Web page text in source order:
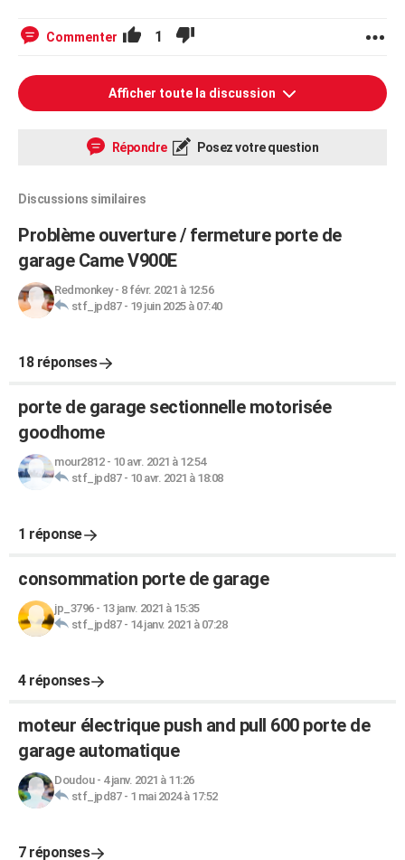
Commenter 1
Afficher toute la discussion
Répondre Posez votre question
Discussions similaires
Problème ouverture / fermeture porte de
garage Came V900E
Redmonkey- 8 févr. 2021 à 12:56
stf_jpd87- 19 juin 2025 à 07:40
18 réponses
porte de garage sectionnelle motorisée
goodhome
mour2812- 10 avr. 2021 à 12:54
stf_jpd87- 10 avr. 2021 à 18:08
1 réponse
consommation porte de garage
jp_3796- 13 janv. 2021 à 15:35
stf_jpd87- 14 janv. 2021 à 07:28
4 réponses
moteur électrique push and pull 600 porte de
garage automatique
Doudou- 4 janv. 2021 à 11:26
stf_jpd87- 1 mai 2024 à 17:52
7 réponses